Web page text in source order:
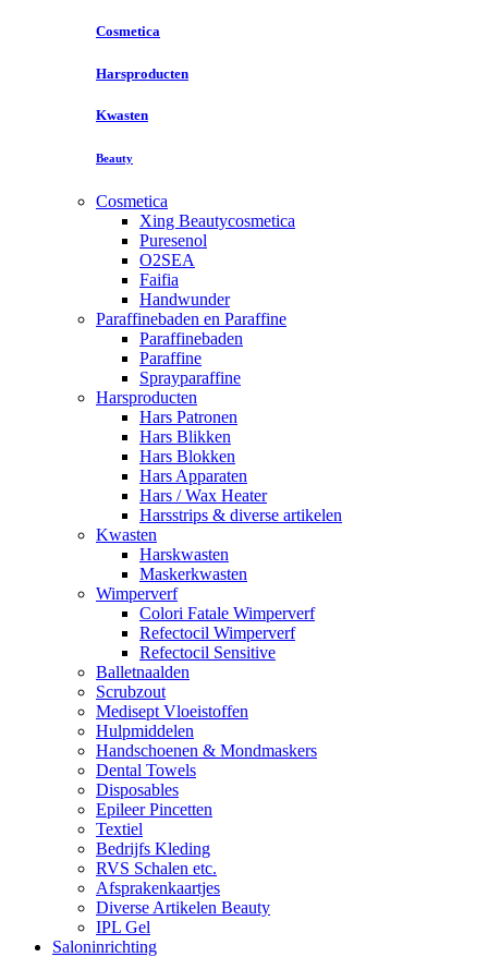
Cosmetica
Harsproducten
Kwasten
Beauty
Cosmetica
Xing Beautycosmetica
Puresenol
O2SEA
Faifia
Handwunder
Paraffinebaden en Paraffine
Paraffinebaden
Paraffine
Sprayparaffine
Harsproducten
Hars Patronen
Hars Blikken
Hars Blokken
Hars Apparaten
Hars / Wax Heater
Harsstrips & diverse artikelen
Kwasten
Harskwasten
Maskerkwasten
Wimperverf
Colori Fatale Wimperverf
Refectocil Wimperverf
Refectocil Sensitive
Balletnaalden
Scrubzout
Medisept Vloeistoffen
Hulpmiddelen
Handschoenen & Mondmaskers
Dental Towels
Disposables
Epileer Pincetten
Textiel
Bedrijfs Kleding
RVS Schalen etc.
Afsprakenkaartjes
Diverse Artikelen Beauty
IPL Gel
Saloninrichting